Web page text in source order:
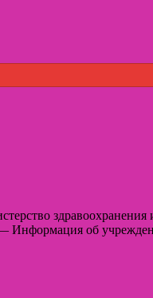
здравоохранения
Информация об